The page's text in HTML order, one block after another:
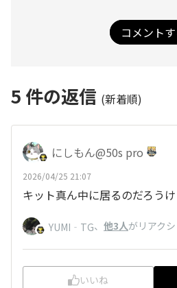
コメント
5 件の返信 (新着順)
にしもん@50s pro
2026/04/25 21:07
キット真ん中に居るのだろう
YUMI‐TG、 他3人がリアク
いいね